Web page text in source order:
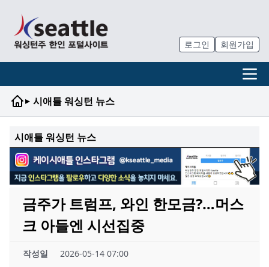
로그인 회원가입
▸ 시애틀 워싱턴 뉴스
시애틀 워싱턴 뉴스
금주가 트럼프, 와인 한모금?…머스
크 아들엔 시선집중
작성일 2026-05-14 07:00